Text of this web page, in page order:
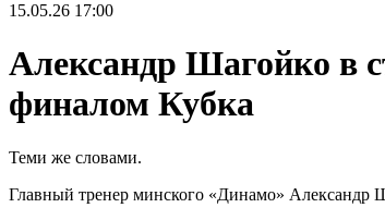
15.05.26 17:00
Александр Шагойко в
финалом Кубка
Теми же словами.
Главный тренер минского «Динамо» Александр